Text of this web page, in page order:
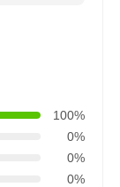
100%
0%
0%
0%